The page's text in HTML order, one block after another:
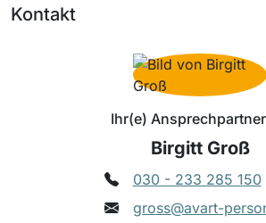
Kontakt
Ihr(e)
Birgitt Groß
030 - 233 285 150
gross@avart-